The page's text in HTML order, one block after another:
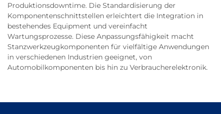
Produktionsdowntime. Die Standardisierung der
Komponentenschnittstellen erleichtert die Integration in
bestehendes Equipment und vereinfacht
Wartungsprozesse. Diese Anpassungsfähigkeit macht
Stanzwerkzeugkomponenten für vielfältige Anwendungen
in verschiedenen Industrien geeignet, von
Automobilkomponenten bis hin zu Verbraucherelektronik.